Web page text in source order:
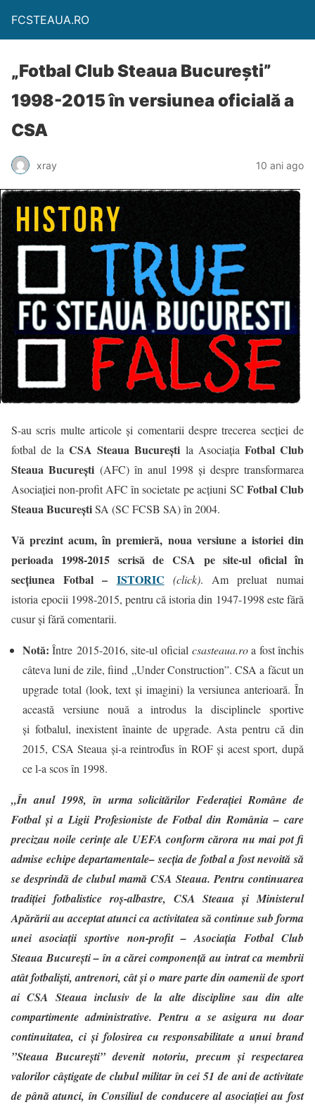
FCSTEAUA.RO
„Fotbal Club Steaua București”
1998-2015 în versiunea oficială a
CSA
xray 10 ani ago
S-au scris multe articole și comentarii despre trecerea secției de
fotbal de la CSA Steaua București la Asociația Fotbal Club
Steaua București (AFC) în anul 1998 și despre transformarea
Asociației non-profit AFC în societate pe acțiuni SC Fotbal Club
Steaua BucureștiSA (SC FCSB SA) în 2004.
Vă prezint acum, în premieră, noua versiune a istoriei din
perioada 1998-2015 scrisă de CSA pe site-ul oficial în
secțiunea Fotbal – ISTORIC (click). Am preluat numai
istoria epocii 1998-2015, pentru că istoria din 1947-1998 este fără
cusur și fără comentarii.
Notă: Între 2015-2016, site-ul oficial csasteaua.roa fost închis
câteva luni de zile, fiind „Under Construction”. CSA a făcut un
upgrade total (look, text și imagini) la versiunea anterioară. În
această versiune nouă a introdus la disciplinele sportive
și fotbalul, inexistent înainte de upgrade. Asta pentru că din
2015, CSA Steaua și-a reintroďus în ROF și acest sport, după
ce l-a scos în 1998.
„În anul 1998, în urma solicitărilor Federației Române de
Fotbal și a Ligii Profesioniste de Fotbal din România – care
precizau noile cerințe ale UEFA conform cărora nu mai pot fi
admise echipe departamentale– secția de fotbal a fost nevoită să
se desprindă de clubul mamă CSA Steaua. Pentru continuarea
tradiției fotbalistice roș-albastre, CSA Steaua și Ministerul
Apărării au acceptat atunci ca activitatea să continue sub forma
unei asociații sportive non-profit – Asociația Fotbal Club
Steaua București – în a cărei componență au intrat ca membrii
atât fotbaliști, antrenori, cât și o mare parte din oamenii de sport
ai CSA Steaua inclusiv de la alte discipline sau din alte
compartimente administrative. Pentru a se asigura nu doar
continuitatea, ci și folosirea cu responsabilitate a unui brand
”Steaua București” devenit notoriu, precum și respectarea
valorilor câștigate de clubul militar în cei 51 de ani de activitate
de până atunci, în Consiliul de conducere al asociației au fost